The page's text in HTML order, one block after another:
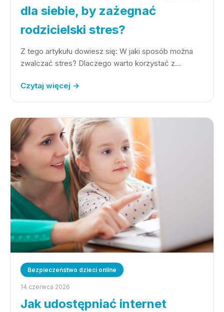
dla siebie, by zażegnać
rodzicielski stres?
Z tego artykułu dowiesz się: W jaki sposób można
zwalczać stres? Dlaczego warto korzystać z…
Czytaj więcej →
Bezpieczeństwo dzieci online
14 czerwca 2026
Jak udostępniać internet